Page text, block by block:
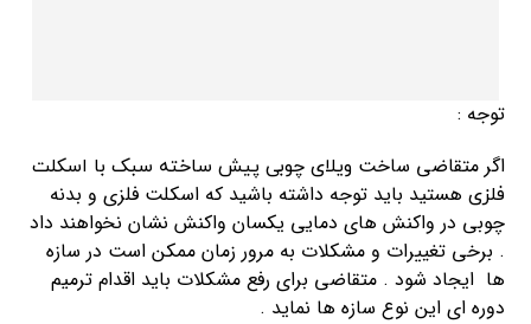
توجه :
اگر متقاضی ساخت ویلای چوبی پیش ساخته سبک با اسکلت
فلزی هستید باید توجه داشته باشید که اسکلت فلزی و بدنه
چوبی در واکنش های دمایی یکسان واکنش نشان نخواهند داد
. برخی تغییرات و مشکلات به مرور زمان ممکن است در سازه
ها ایجاد شود . متقاضی برای رفع مشکلات باید اقدام ترمیم
دوره ای این نوع سازه ها نماید .